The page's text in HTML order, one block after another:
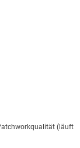
(läuft